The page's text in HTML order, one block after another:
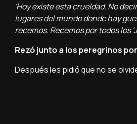
'Hoy existe esta crueldad. No
lugares del mundo donde hay
recemos. Recemos por todos los
Rezó junto a los peregrinos
Después les pidió que no se